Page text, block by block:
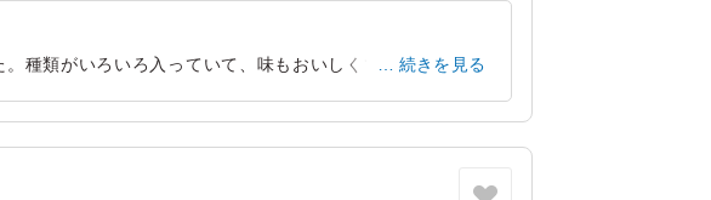
種類がいろいろ入っていて、味もおいしくて、とてもおす
続きを見る